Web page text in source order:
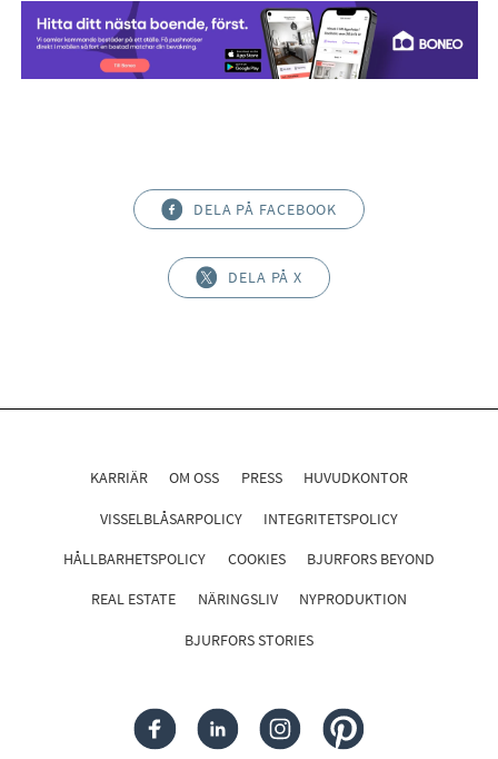
DELA PÅ FACEBOOK
DELA PÅ X
KARRIÄR OM OSS PRESS HUVUDKONTOR
VISSELBLÅSARPOLICY INTEGRITETSPOLICY
HÅLLBARHETSPOLICY COOKIES BJURFORS BEYOND
REAL ESTATE NÄRINGSLIV NYPRODUKTION
BJURFORS STORIES